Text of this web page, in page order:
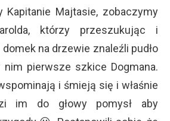
Kapitanie Majtasie, zobaczymy
którzy przeszukując i
na drzewie znaleźli pudło
pierwsze szkice Dogmana.
i śmieją się i właśnie
im do głowy pomysł aby